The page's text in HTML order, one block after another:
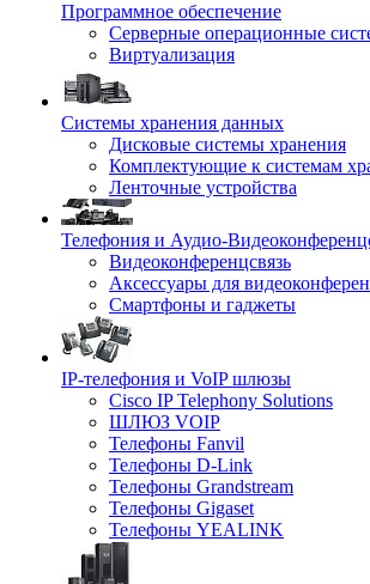
Программное обеспечение
Серверные операционные
Виртуализация
Системы хранения данных
Дисковые системы хранения
Комплектующие к системам
Ленточные устройства
Телефония и Аудио-
Видеоконференцсвязь
Аксессуары для
Смартфоны и гаджеты
IP-телефония и VoIP шлюзы
Cisco IP Telephony Solutions
ШЛЮЗ VOIP
Телефоны Fanvil
Телефоны D-Link
Телефоны Grandstream
Телефоны Gigaset
Телефоны YEALINK